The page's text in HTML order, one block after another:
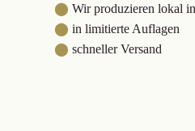
⬤ Wir produzieren lokal
⬤ in limitierte Auflagen
⬤ schneller Versand